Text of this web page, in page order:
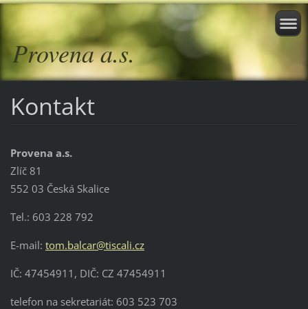
Provena a.s.
Kontakt
Provena a.s.
Zlíč 81
552 03 Česká Skalice
Tel.: 603 228 792
E-mail: tom.balcar@tiscali.cz
IČ: 47454911, DIČ: CZ 47454911
telefon na sekretariát: 603 523 703